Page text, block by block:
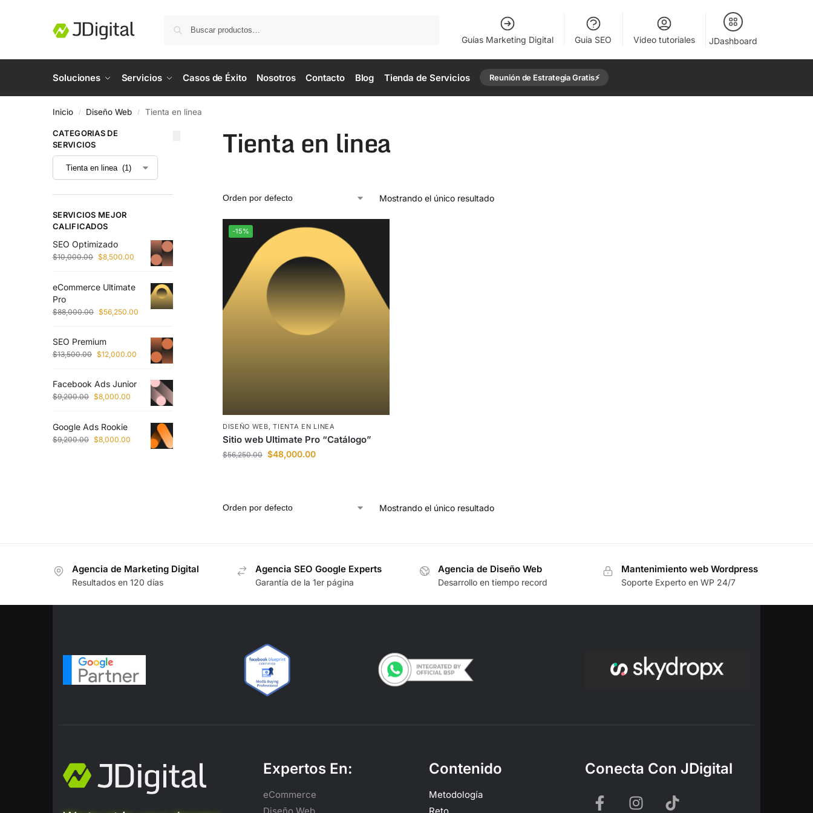
Guías Marketing Digital Guia SEO Video tutoriales JDashboard
Soluciones Servicios Casos de Éxito Nosotros Contacto Blog Tienda de Servicios Reunión de Estrategia Gratis⚡️
Inicio / Diseño Web / Tienta en linea
Tienta en linea
Mostrando el único resultado
-15%
DISEÑO WEB,TIENTA EN LINEA
Sitio web Ultimate Pro “Catálogo”
$56,250.00 $48,000.00
Mostrando el único resultado
CATEGORIAS DE
SERVICIOS
SERVICIOS MEJOR
CALIFICADOS
SEO Optimizado
$10,000.00 $8,500.00
eCommerce Ultimate
Pro
$88,000.00 $56,250.00
SEO Premium
$13,500.00 $12,000.00
Facebook Ads Junior
$9,200.00 $8,000.00
Google Ads Rookie
$9,200.00 $8,000.00
Agencia de Marketing Digital
Resultados en 120 días
Agencia SEO Google Experts
Garantía de la 1er página
Agencia de Diseño Web
Desarrollo en tiempo record
Mantenimiento web Wordpress
Soporte Experto en WP 24/7
Expertos En:
eCommerce
Diseño Web
Contenido
Metodología
Reto
Conecta Con JDigital